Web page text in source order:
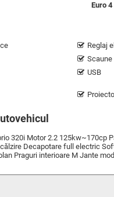
Euro 4
Reglaj
Scaune
USB
320i Motor 2.2 125kw~170cp
Decapotare full electric
Praguri interioare M Jante